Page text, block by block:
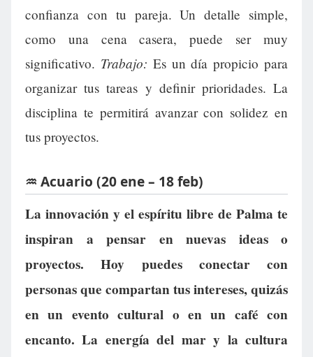
confianza con tu pareja. Un detalle simple,
como una cena casera, puede ser muy
significativo. Trabajo: Es un día propicio para
organizar tus tareas y definir prioridades. La
disciplina te permitirá avanzar con solidez en
tus proyectos.
♒ Acuario (20 ene – 18 feb)
La innovación y el espíritu libre de Palma te
inspiran a pensar en nuevas ideas o
proyectos. Hoy puedes conectar con
personas que compartan tus intereses, quizás
en un evento cultural o en un café con
encanto. La energía del mar y la cultura